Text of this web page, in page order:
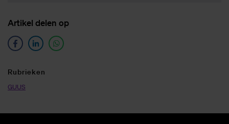
Ar­ti­kel de­len op
Ru­brie­ken
GUUS